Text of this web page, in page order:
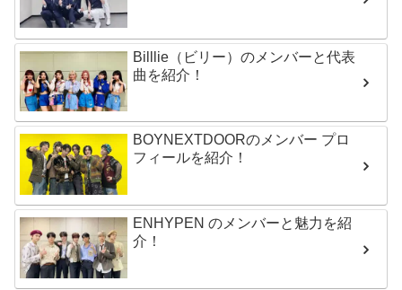
Billlie（ビリー）のメンバーと代表
曲を紹介！
BOYNEXTDOORのメンバー プロ
フィールを紹介！
ENHYPEN のメンバーと魅力を紹
介！